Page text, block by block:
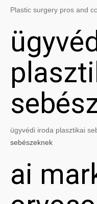
Plastic surgery pros and
ügyvédi iroda plasztikai
sebészeknek
ai